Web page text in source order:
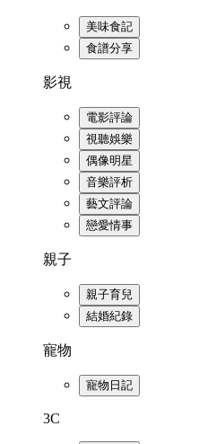
美味食記
食譜分享
影視
電影評論
視聽娛樂
偶像明星
音樂評析
藝文評論
戀愛情事
親子
親子育兒
結婚紀錄
寵物
寵物日記
3C